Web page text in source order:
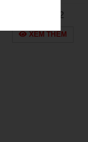
3a-100002
XEM THÊM